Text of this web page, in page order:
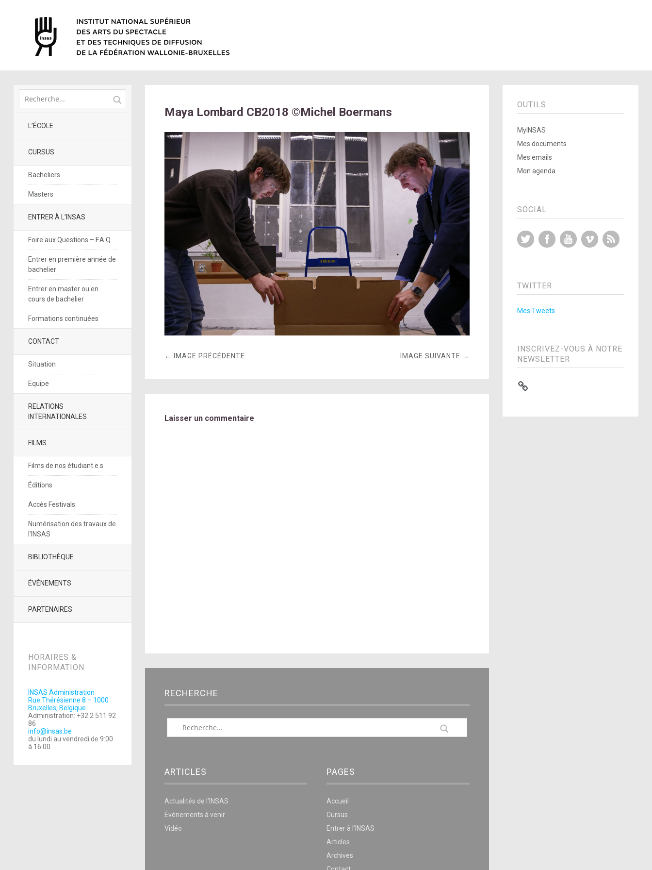
L’ÉCOLE
CURSUS
Bacheliers
Masters
ENTRER À L’INSAS
Foire aux Questions – F.A.Q.
Entrer en première année de
bachelier
Entrer en master ou en
cours de bachelier
Formations continuées
CONTACT
Situation
Equipe
RELATIONS
INTERNATIONALES
FILMS
Films de nos étudiant.e.s
Éditions
Accès Festivals
Numérisation des travaux de
l’INSAS
BIBLIOTHÈQUE
ÉVÉNEMENTS
PARTENAIRES
HORAIRES &
INFORMATION
INSAS Administration
Rue Thérésienne 8 – 1000
Bruxelles, Belgique
Administration: +32 2 511 92
86
info@insas.be
du lundi au vendredi de 9:00
à 16:00
Maya Lombard CB2018 ©Michel Boermans
← IMAGE PRÉCÉDENTE IMAGE SUIVANTE →
Laisser un commentaire
RECHERCHE
ARTICLES
Actualités de l’INSAS
Événements à venir
Vidéo
PAGES
Accueil
Cursus
Entrer à l’INSAS
Articles
Archives
OUTILS
MyINSAS
Mes documents
Mes emails
Mon agenda
SOCIAL
Twitter FacebookYouTubeVimeo
TWITTER
Mes Tweets
INSCRIVEZ-VOUS À NOTRE
NEWSLETTER